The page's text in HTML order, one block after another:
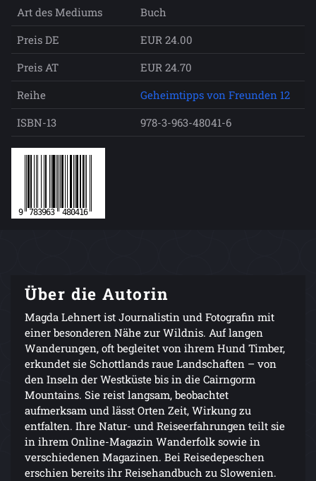
Art des Mediums
Buch
Preis DE
EUR 24.00
Preis AT
EUR 24.70
Reihe
Geheimtipps von Freunden 12
ISBN-13
978-3-963-48041-6
Über die Autorin
Magda Lehnert ist Journalistin und Fotografin mit
einer besonderen Nähe zur Wildnis. Auf langen
Wanderungen, oft begleitet von ihrem Hund Timber,
erkundet sie Schottlands raue Landschaften – von
den Inseln der Westküste bis in die Cairngorm
Mountains. Sie reist langsam, beobachtet
aufmerksam und lässt Orten Zeit, Wirkung zu
entfalten. Ihre Natur- und Reise­erfahrungen teilt sie
in ihrem Online-Magazin Wanderfolk sowie in
verschiedenen Magazinen. Bei Reisedepeschen
erschien bereits ihr Reisehandbuch zu Slowenien.